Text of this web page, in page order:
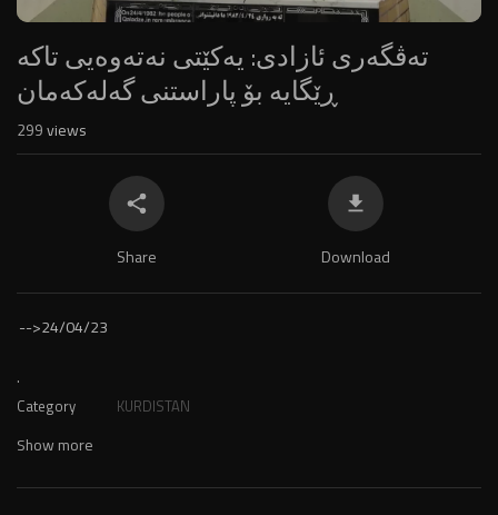
240p
auto
تەڤگەری ئازادی: یەکێتی نەتەوەیی تاکە
ڕێگایە بۆ پاراستنی گەلەکەمان
299views
Share Download
-->24/04/23
.
Category KURDISTAN
Show more